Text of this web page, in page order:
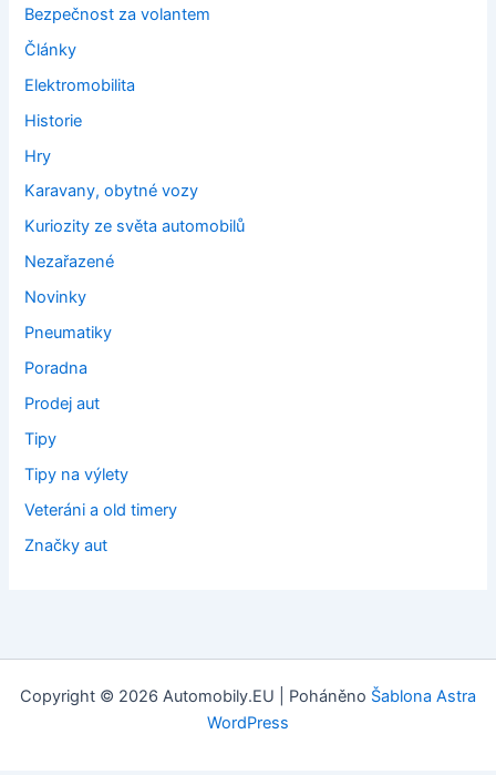
Bezpečnost za volantem
Články
Elektromobilita
Historie
Hry
Karavany, obytné vozy
Kuriozity ze světa automobilů
Nezařazené
Novinky
Pneumatiky
Poradna
Prodej aut
Tipy
Tipy na výlety
Veteráni a old timery
Značky aut
Copyright © 2026 Automobily.EU | Poháněno Šablona Astra
WordPress